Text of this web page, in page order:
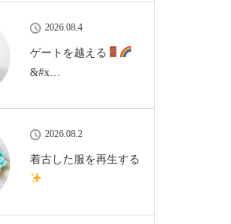
2026.08.4
ゲートを越える
&#x…
2026.08.2
着古した服を再生する